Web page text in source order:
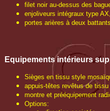
filet noir au-dessus des
enjoliveurs intégraux type AX,
portes arières à deux
Equipements intérieurs
Sièges en tissu style
appuis-têtes revêtus de tissu
montre et prééquipement
Options: